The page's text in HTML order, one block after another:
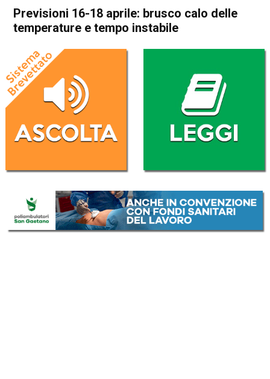
Previsioni 16-18 aprile: brusco calo delle
temperature e tempo instabile
Meteo
In Evidenza Meteo
Previsioni 16-18 aprile:
brusco calo delle temperature
e tempo instabile
16 Aprile 2024 (aggiornato il16 Aprile 2024 12:37